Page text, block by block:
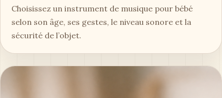
Choisissez un instrument de musique pour bébé
selon son âge, ses gestes, le niveau sonore et la
sécurité de l’objet.